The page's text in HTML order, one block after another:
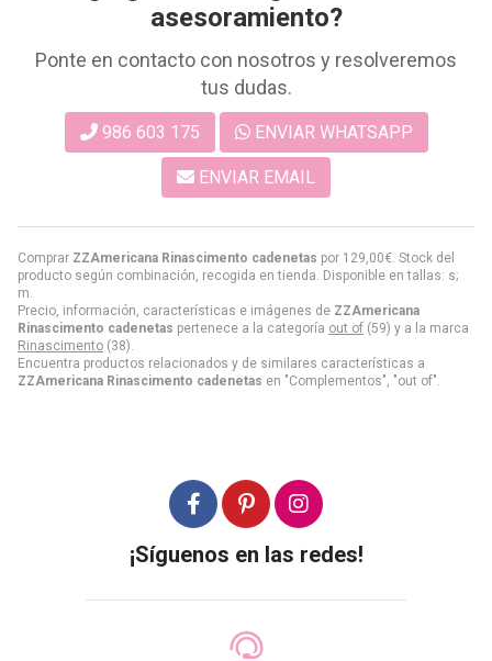
Comprar ZZAmericana Rinascimento cadenetas por 129,00€. Stock del
producto según combinación, recogida en tienda. Disponible en tallas: s;
m.
Precio, información, características e imágenes de ZZAmericana
Rinascimento cadenetas pertenece a la categoría out of (59) y a la marca
Rinascimento (38).
Encuentra productos relacionados y de similares características a
ZZAmericana Rinascimento cadenetas en "Complementos", "out of".
asesoramiento?
Ponte en contacto con nosotros y resolveremos
tus dudas.
986 603 175 ENVIAR WHATSAPP
ENVIAR EMAIL
¡Síguenos en las redes!